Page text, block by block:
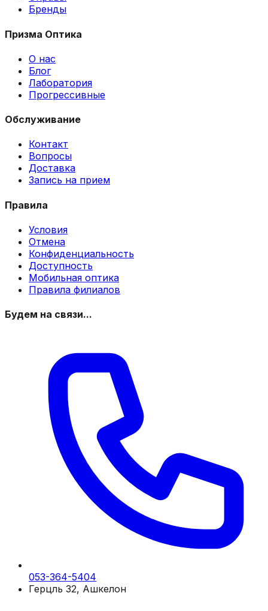
Бренды
Призма Оптика
О нас
Блог
Лаборатория
Прогрессивные
Обслуживание
Контакт
Вопросы
Доставка
Запись на прием
Правила
Условия
Отмена
Конфиденциальность
Доступность
Мобильная оптика
Правила филиалов
Будем на связи...
053-364-5404
Герцль 32, Ашкелон